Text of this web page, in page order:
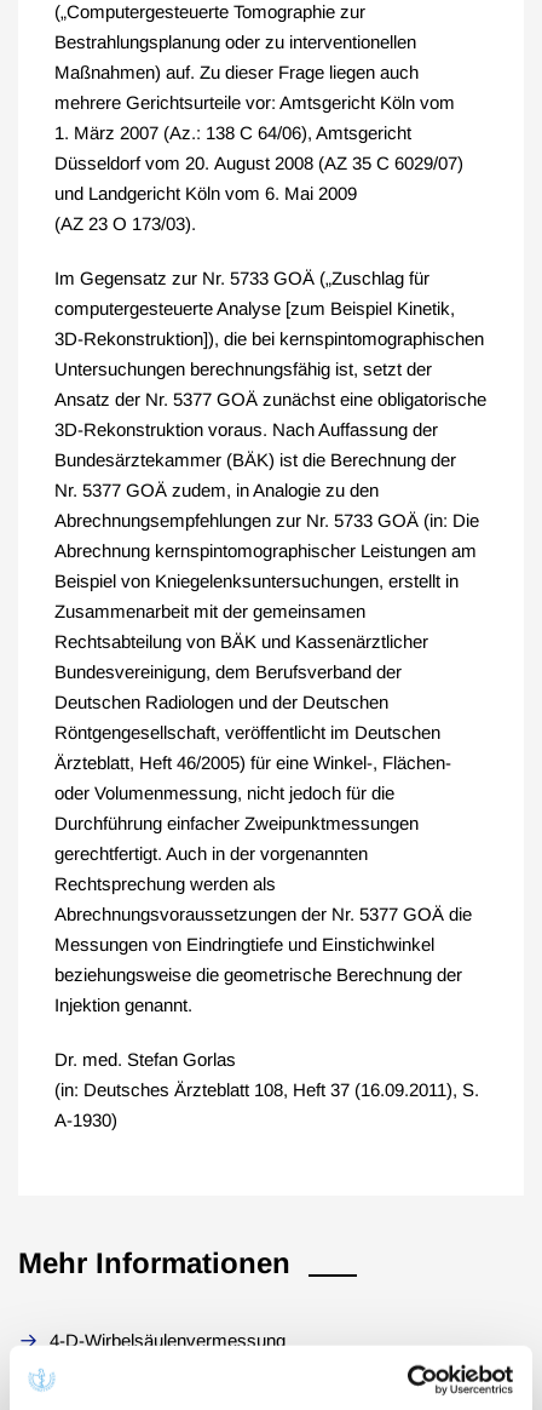
(„Computergesteuerte Tomographie zur
Bestrahlungsplanung oder zu interventionellen
Maßnahmen) auf. Zu dieser Frage liegen auch
mehrere Gerichtsurteile vor: Amtsgericht Köln vom
1. März 2007 (Az.: 138 C 64/06), Amtsgericht
Düsseldorf vom 20. August 2008 (AZ 35 C 6029/07)
und Landgericht Köln vom 6. Mai 2009
(AZ 23 O 173/03).
Im Gegensatz zur Nr. 5733 GOÄ („Zuschlag für
computergesteuerte Analyse [zum Beispiel Kinetik,
3D-Rekonstruktion]), die bei kernspintomographischen
Untersuchungen berechnungsfähig ist, setzt der
Ansatz der Nr. 5377 GOÄ zunächst eine obligatorische
3D-Rekonstruktion voraus. Nach Auffassung der
Bundesärztekammer (BÄK) ist die Berechnung der
Nr. 5377 GOÄ zudem, in Analogie zu den
Abrechnungsempfehlungen zur Nr. 5733 GOÄ (in: Die
Abrechnung kernspintomographischer Leistungen am
Beispiel von Kniegelenksuntersuchungen, erstellt in
Zusammenarbeit mit der gemeinsamen
Rechtsabteilung von BÄK und Kassenärztlicher
Bundesvereinigung, dem Berufsverband der
Deutschen Radiologen und der Deutschen
Röntgengesellschaft, veröffentlicht im Deutschen
Ärzteblatt, Heft 46/2005) für eine Winkel-, Flächen-
oder Volumenmessung, nicht jedoch für die
Durchführung einfacher Zweipunktmessungen
gerechtfertigt. Auch in der vorgenannten
Rechtsprechung werden als
Abrechnungsvoraussetzungen der Nr. 5377 GOÄ die
Messungen von Eindringtiefe und Einstichwinkel
beziehungsweise die geometrische Berechnung der
Injektion genannt.
Dr. med. Stefan Gorlas
(in: Deutsches Ärzteblatt 108, Heft 37 (16.09.2011), S.
A-1930)
Mehr Informationen
4-D-Wirbelsäulenvermessung